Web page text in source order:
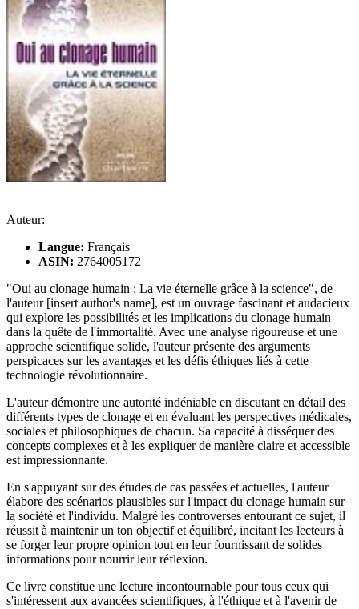
Auteur:
Langue: Français
ASIN: 2764005172
"Oui au clonage humain : La vie éternelle grâce à la science", de
l'auteur [insert author's name], est un ouvrage fascinant et audacieux
qui explore les possibilités et les implications du clonage humain
dans la quête de l'immortalité. Avec une analyse rigoureuse et une
approche scientifique solide, l'auteur présente des arguments
perspicaces sur les avantages et les défis éthiques liés à cette
technologie révolutionnaire.
L'auteur démontre une autorité indéniable en discutant en détail des
différents types de clonage et en évaluant les perspectives médicales,
sociales et philosophiques de chacun. Sa capacité à disséquer des
concepts complexes et à les expliquer de manière claire et accessible
est impressionnante.
En s'appuyant sur des études de cas passées et actuelles, l'auteur
élabore des scénarios plausibles sur l'impact du clonage humain sur
la société et l'individu. Malgré les controverses entourant ce sujet, il
réussit à maintenir un ton objectif et équilibré, incitant les lecteurs à
se forger leur propre opinion tout en leur fournissant de solides
informations pour nourrir leur réflexion.
Ce livre constitue une lecture incontournable pour tous ceux qui
s'intéressent aux avancées scientifiques, à l'éthique et à l'avenir de